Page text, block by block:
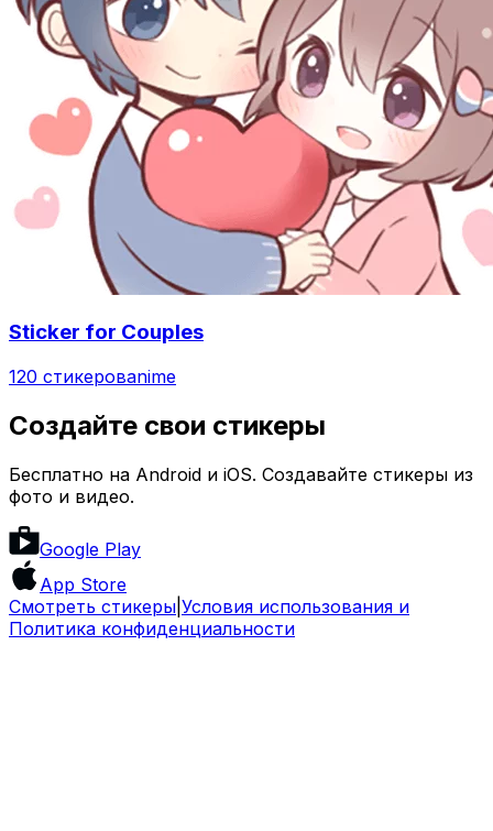
Sticker for Couples
120 стикеровanime
Создайте свои стикеры
Бесплатно на Android и iOS. Создавайте стикеры из
фото и видео.
Google Play
App Store
Смотреть стикеры Условия использования и
Политика конфиденциальности